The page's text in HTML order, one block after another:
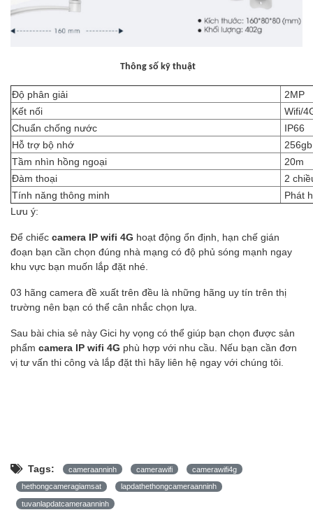
Thông số kỹ thuật
Độ phân giải
2MP
Kết nối
Wifi/
Chuẩn chống nước
IP66
Hỗ trợ bộ nhớ
256gb
Tầm nhìn hồng ngoại
20m
Đàm thoại
2
Tính năng thông minh
Phát
Lưu ý:
Để chiếc camera IP wifi 4G hoạt động ổn định, hạn chế gián
đoạn bạn cần chọn đúng nhà mạng có độ phủ sóng mạnh ngay
khu vực bạn muốn lắp đặt nhé.
03 hãng camera đề xuất trên đều là những hãng uy tín trên thị
trường nên bạn có thể cân nhắc chọn lựa.
Sau bài chia sẻ này Gici hy vọng có thể giúp bạn chọn được sản
phẩm camera IP wifi 4G phù hợp với nhu cầu. Nếu bạn cần đơn
vị tư vấn thi công và lắp đặt thì hãy liên hệ ngay với chúng tôi.
Tags: cameraanninh camerawifi camerawifi4g
hethongcameragiamsat lapdathethongcameraanninh
tuvanlapdatcameraanninh